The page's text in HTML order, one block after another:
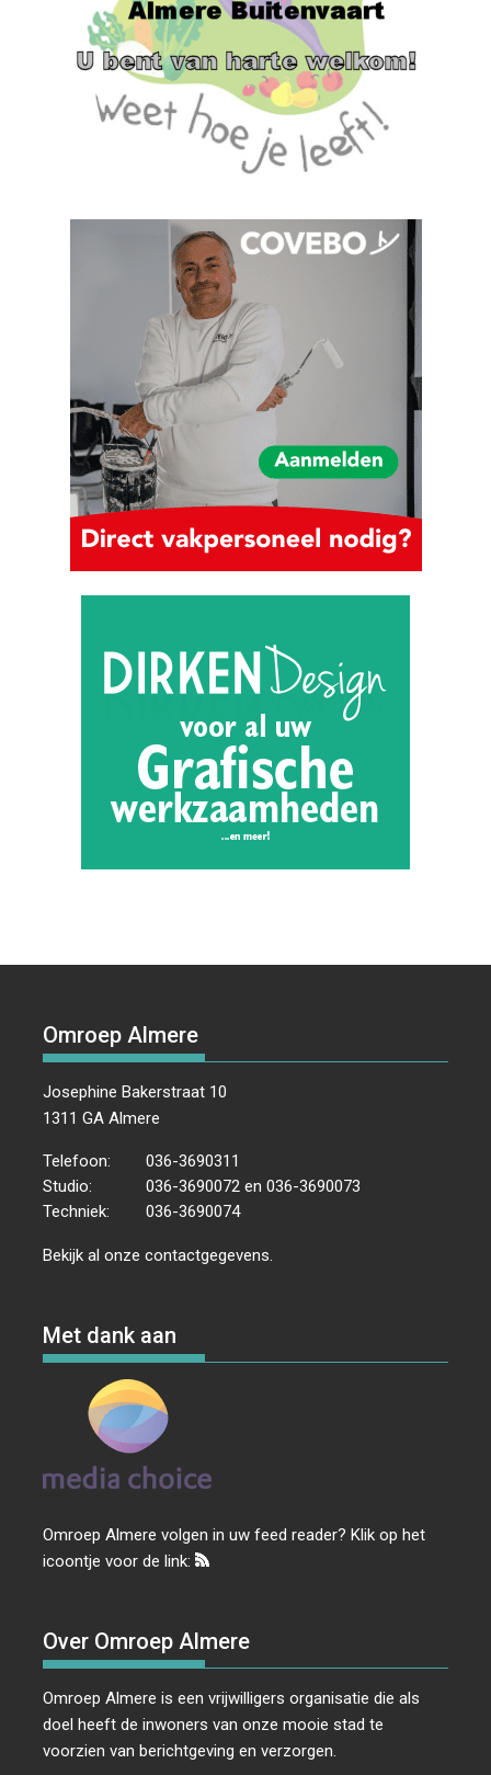
Omroep Almere
Josephine Bakerstraat 10
1311 GA Almere
Telefoon:
036-3690311
Studio:
036-3690072 en 036-3690073
Techniek:
036-3690074
Bekijk al onzecontactgegevens
Met dank aan
Omroep Almere volgen in uw feed reader? Klik op het
icoontje voor de link:
Over Omroep Almere
Omroep Almere is een vrijwilligers organisatie die als
doel heeft de inwoners van onze mooie stad te
voorzien van berichtgeving en verzorgen.